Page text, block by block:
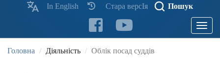
In English Стара версІя Пошук
Toggle
Головна Діяльність Облік посад суддів